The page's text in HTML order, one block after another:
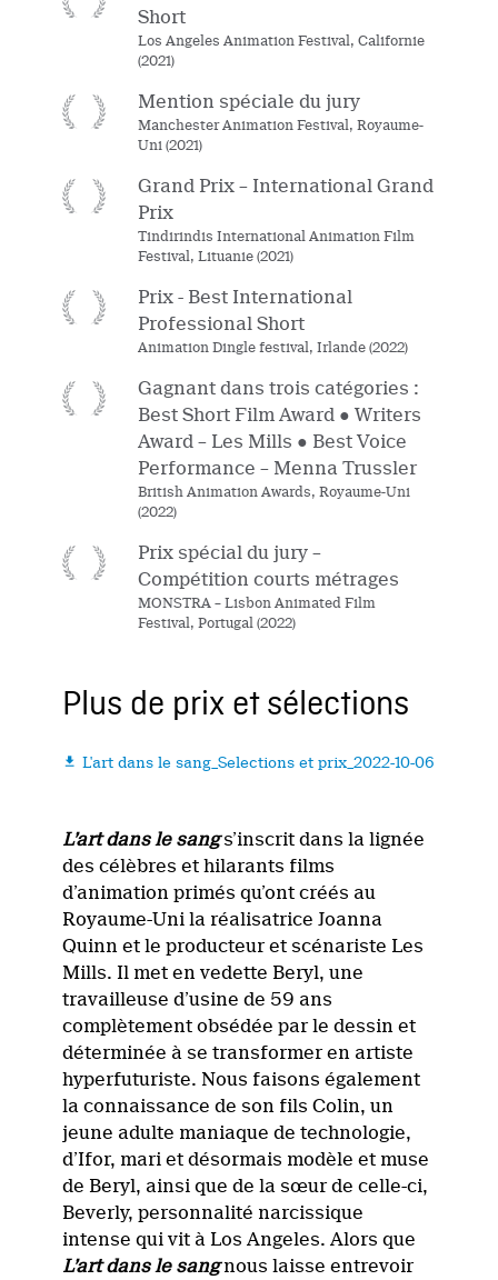
Short
Los Angeles Animation Festival, Californie
(2021)
Mention spéciale du jury
Manchester Animation Festival, Royaume-
Uni (2021)
Grand Prix – International Grand
Prix
Tindirindis International Animation Film
Festival, Lituanie (2021)
Prix - Best International
Professional Short
Animation Dingle festival, Irlande (2022)
Gagnant dans trois catégories :
Best Short Film Award ● Writers
Award – Les Mills ● Best Voice
Performance – Menna Trussler
British Animation Awards, Royaume-Uni
(2022)
Prix spécial du jury –
Compétition courts métrages
MONSTRA – Lisbon Animated Film
Festival, Portugal (2022)
Plus de prix et sélections
 L'art dans le sang_Selections et prix_2022-10-06
L’art dans le sangs’inscrit dans la lignée
des célèbres et hilarants films
d’animation primés qu’ont créés au
Royaume-Uni la réalisatrice Joanna
Quinn et le producteur et scénariste Les
Mills. Il met en vedette Beryl, une
travailleuse d’usine de 59 ans
complètement obsédée par le dessin et
déterminée à se transformer en artiste
hyperfuturiste. Nous faisons également
la connaissance de son fils Colin, un
jeune adulte maniaque de technologie,
d’Ifor, mari et désormais modèle et muse
de Beryl, ainsi que de la sœur de celle-ci,
Beverly, personnalité narcissique
intense qui vit à Los Angeles. Alors que
L’art dans le sangnous laisse entrevoir